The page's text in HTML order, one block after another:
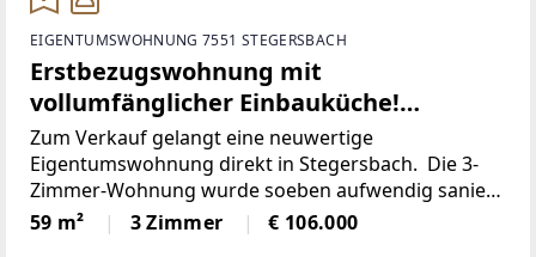
EIGENTUMSWOHNUNG 7551 STEGERSBACH
Erstbezugswohnung mit
vollumfänglicher Einbauküche!
(Provisionsfrei)
Zum Verkauf gelangt eine neuwertige
Eigentumswohnung direkt in Stegersbach. Die 3-
Zimmer-Wohnung wurde soeben aufwendig saniert.
So wurde unter anderem dieElektronik gänzlich
erneuert und für einen niedrigen
59 m² 3 Zimmer € 106.000